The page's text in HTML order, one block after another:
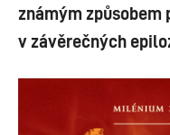
známým
v závěrečných